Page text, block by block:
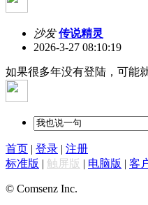
沙发 传说精灵
2026-3-27 08:10:19
如果很多年没有登陆，可能
首页 | 登录 | 注册
标准版 | 触屏版 | 电脑版 | 客
© Comsenz Inc.